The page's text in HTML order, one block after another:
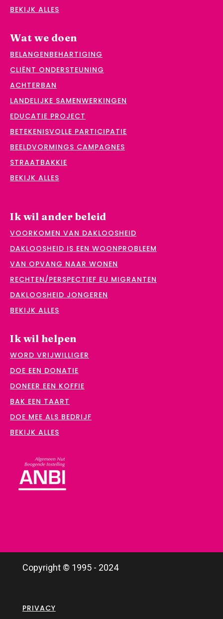
BEKIJK ALLES
Wat we doen
BELANGENBEHARTIGING
CLIËNT ONDERSTEUNING
ACHTERBAN
LANDELIJKE SAMENWERKINGEN
EDUCATIE PROJECT
BETEKENISVOLLE PARTICIPATIE
BEELDVORMINGS CAMPAGNES
STRAATBAKKIE
BEKIJK ALLES
Ik wil ander beleid
VOORKOMEN VAN DAKLOOSHEID
DAKLOOSHEID IS EEN WOONPROBLEEM
VAN OPVANG NAAR WONEN
RECHTEN/PERSPECTIEF EU MIGRANTEN
DAKLOOSHEID JONGEREN
BEKIJK ALLES
Ik wil helpen
WORD VRIJWILLIGER
DOE EEN DONATIE
DONEER EEN KOFFIE
BAK EEN TAART
DOE MEE ALS BEDRIJF
BEKIJK ALLES
Copyright © 1995 - 2024
PRIVACY